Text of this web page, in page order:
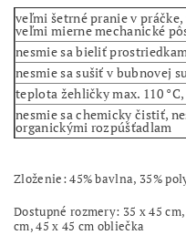
veľmi šetrné pranie v práčke,
veľmi mierne mechanické
nesmie sa bieliť
nesmie sa sušiť v bubnovej
teplota žehličky max. 110
nesmie sa chemicky čistiť,
organickými rozpúšťadlam
Zloženie: 45% bavlna, 35%
Dostupné rozmery: 35 x 45
cm, 45 x 45 cm obliečka